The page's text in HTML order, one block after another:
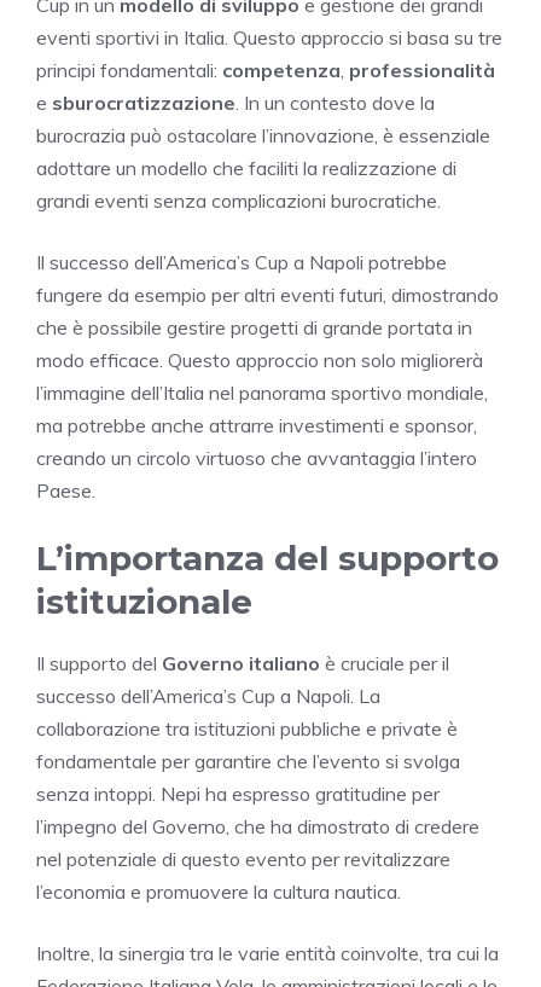
eventi sportivi in Italia. Questo approccio si basa su tre
principi fondamentali: competenza professionalità
e sburocratizzazione . In un contesto dove la
burocrazia può ostacolare l’innovazione, è essenziale
adottare un modello che faciliti la realizzazione di
grandi eventi senza complicazioni burocratiche.
Il successo dell’America’s Cup a Napoli potrebbe
fungere da esempio per altri eventi futuri, dimostrando
che è possibile gestire progetti di grande portata in
modo efficace. Questo approccio non solo migliorerà
l’immagine dell’Italia nel panorama sportivo mondiale,
ma potrebbe anche attrarre investimenti e sponsor,
creando un circolo virtuoso che avvantaggia l’intero
Paese.
L’importanza del supporto
istituzionale
Il supporto del Governo italiano è cruciale per il
successo dell’America’s Cup a Napoli. La
collaborazione tra istituzioni pubbliche e private è
fondamentale per garantire che l’evento si svolga
senza intoppi. Nepi ha espresso gratitudine per
l’impegno del Governo, che ha dimostrato di credere
nel potenziale di questo evento per revitalizzare
l’economia e promuovere la cultura nautica.
Inoltre, la sinergia tra le varie entità coinvolte, tra cui la